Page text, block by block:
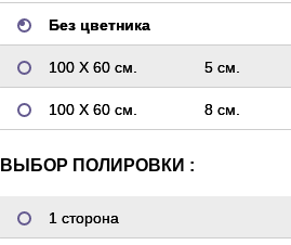
Без цветника
100 Х 60 см. 5 см.
100 Х 60 см. 8 см.
ВЫБОР ПОЛИРОВКИ :
1 сторона